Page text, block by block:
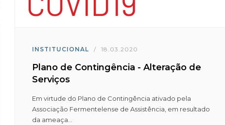
INSTITUCIONAL / 18.03.2020
Plano de Contingência - Alteração de
Serviços
Em virtude do Plano de Contingência ativado pela
Associação Fermentelense de Assistência, em resultado
da ameaça...